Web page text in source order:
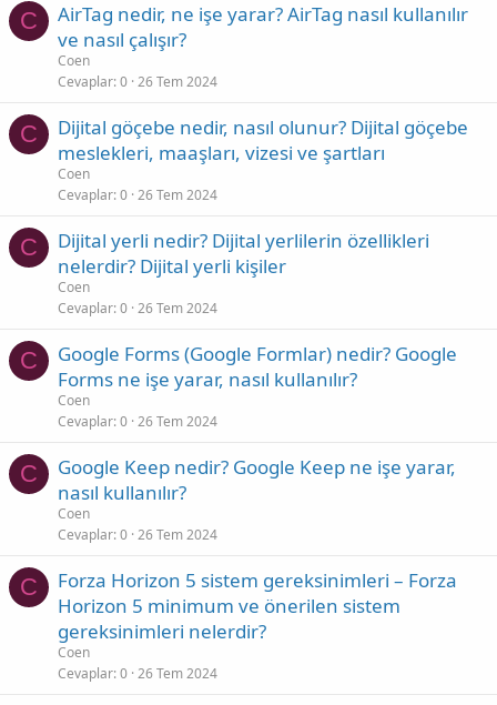
C
AirTag nedir, ne işe yarar? AirTag nasıl kullanılır
ve nasıl çalışır?
Coen
Cevaplar 0 26 Tem 2024
C
Dijital göçebe nedir, nasıl olunur? Dijital göçebe
meslekleri, maaşları, vizesi ve şartları
Coen
Cevaplar 0 26 Tem 2024
C
Dijital yerli nedir? Dijital yerlilerin özellikleri
nelerdir? Dijital yerli kişiler
Coen
Cevaplar 0 26 Tem 2024
C
Google Forms (Google Formlar) nedir? Google
Forms ne işe yarar, nasıl kullanılır?
Coen
Cevaplar 0 26 Tem 2024
C
Google Keep nedir? Google Keep ne işe yarar,
nasıl kullanılır?
Coen
Cevaplar 0 26 Tem 2024
C
Forza Horizon 5 sistem gereksinimleri – Forza
Horizon 5 minimum ve önerilen sistem
gereksinimleri nelerdir?
Coen
Cevaplar 0 26 Tem 2024